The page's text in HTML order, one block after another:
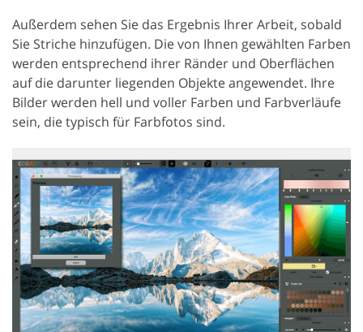
Außerdem sehen Sie das Ergebnis Ihrer Arbeit, sobald
Sie Striche hinzufügen. Die von Ihnen gewählten Farben
werden entsprechend ihrer Ränder und Oberflächen
auf die darunter liegenden Objekte angewendet. Ihre
Bilder werden hell und voller Farben und Farbverläufe
sein, die typisch für Farbfotos sind.